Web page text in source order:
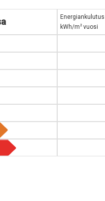
Energiankulutus
kWh/m 2vuosi